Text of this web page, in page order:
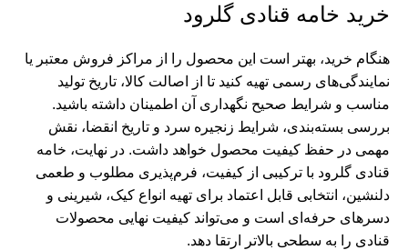
خرید خامه قنادی گلرود
هنگام خرید، بهتر است این محصول را از مراکز فروش معتبر یا
نمایندگی‌های رسمی تهیه کنید تا از اصالت کالا، تاریخ تولید
مناسب و شرایط صحیح نگهداری آن اطمینان داشته باشید.
بررسی بسته‌بندی، شرایط زنجیره سرد و تاریخ انقضا، نقش
مهمی در حفظ کیفیت محصول خواهد داشت. در نهایت، خامه
قنادی گلرود با ترکیبی از کیفیت، فرم‌پذیری مطلوب و طعمی
دلنشین، انتخابی قابل اعتماد برای تهیه انواع کیک، شیرینی و
دسرهای حرفه‌ای است و می‌تواند کیفیت نهایی محصولات
قنادی را به سطحی بالاتر ارتقا دهد.